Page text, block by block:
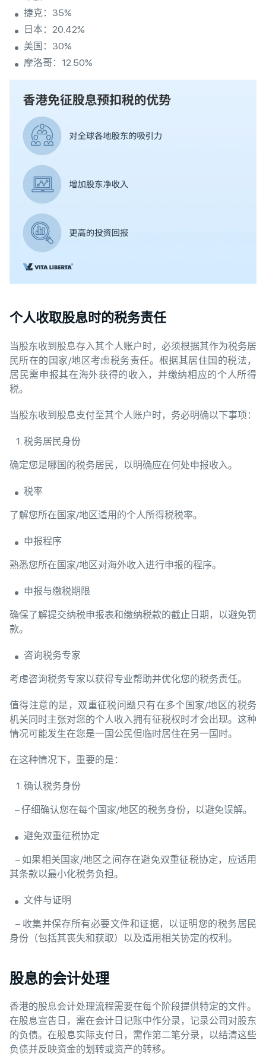
捷克：35%
日本：20.42%
美国：30%
摩洛哥：12.50%
个人收取股息时的税务责任
当股东收到股息存入其个人账户时，必须根据其作为税务居
民所在的国家/地区考虑税务责任。根据其居住国的税法，
居民需申报其在海外获得的收入，并缴纳相应的个人所得
税。
当股东收到股息支付至其个人账户时，务必明确以下事项：
税务居民身份
确定您是哪国的税务居民，以明确应在何处申报收入。
税率
了解您所在国家/地区适用的个人所得税税率。
申报程序
熟悉您所在国家/地区对海外收入进行申报的程序。
申报与缴税期限
确保了解提交纳税申报表和缴纳税款的截止日期，以避免罚
款。
咨询税务专家
考虑咨询税务专家以获得专业帮助并优化您的税务责任。
值得注意的是，双重征税问题只有在多个国家/地区的税务
机关同时主张对您的个人收入拥有征税权时才会出现。这种
情况可能发生在您是一国公民但临时居住在另一国时。
在这种情况下，重要的是：
确认税务身份
– 仔细确认您在每个国家/地区的税务身份，以避免误解。
避免双重征税协定
– 如果相关国家/地区之间存在避免双重征税协定，应适用
其条款以最小化税务负担。
文件与证明
– 收集并保存所有必要文件和证据，以证明您的税务居民
身份（包括其丧失和获取）以及适用相关协定的权利。
股息的会计处理
香港的股息会计处理流程需要在每个阶段提供特定的文件。
在股息宣告日，需在会计日记账中作分录，记录公司对股东
的负债。在股息实际支付日，需作第二笔分录，以结清这些
负债并反映资金的划转或资产的转移。